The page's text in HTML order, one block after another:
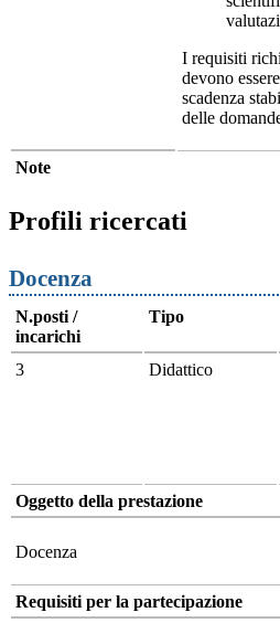
I requisiti
devono
scadenza
delle
Note
Profili ricercati
Docenza
N.posti /
incarichi
Tipo
3 Didattico
Oggetto della prestazione
Docenza
Requisiti per la partecipazione